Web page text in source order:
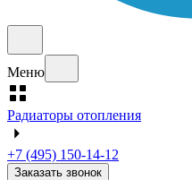
Меню
Радиаторы отопления
+7 (495) 150-14-12
Заказать звонок